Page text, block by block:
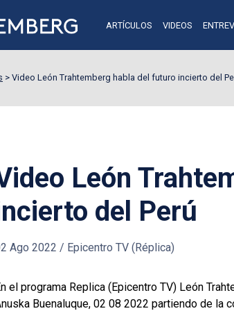
ARTÍCULOS VIDEOS
> Video León Trahtemberg habla del futuro incierto del
León
del Perú
Ago 2022 / Epicentro TV (Réplica)
el programa Replica (Epicentro TV) León
Buenaluque, 02 08 2022 partiendo de